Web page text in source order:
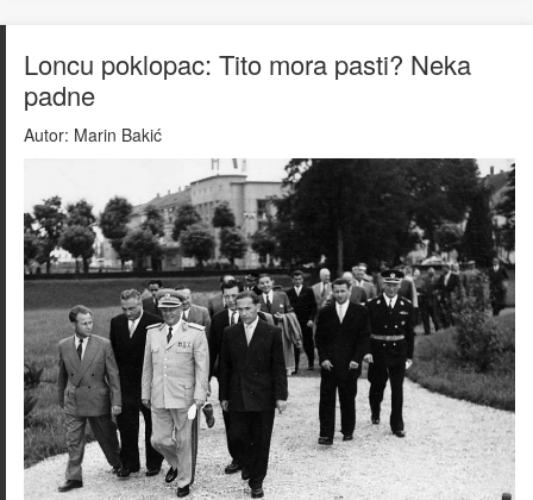
Loncu poklopac: Tito mora pasti? Neka
padne
Autor: Marin Bakić